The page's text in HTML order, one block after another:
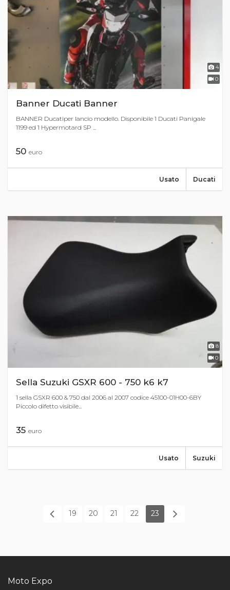
4
0
Banner Ducati Banner
BANNER Ducatiper lancio modello. Disponibile 1 Ducati Panigale
1199 ed 1 Hypermotard SP ...
50 euro
Ducati
Usato
8
0
Sella Suzuki GSXR 600 - 750 k6 k7
1 sella GSXR 600 & 750 dal 2006 al 2007 codice 45100-01H00-6BY
Piccolo difetto visibile...
35 euro
Suzuki
Usato
19 20 21 22 23
Moto Expo